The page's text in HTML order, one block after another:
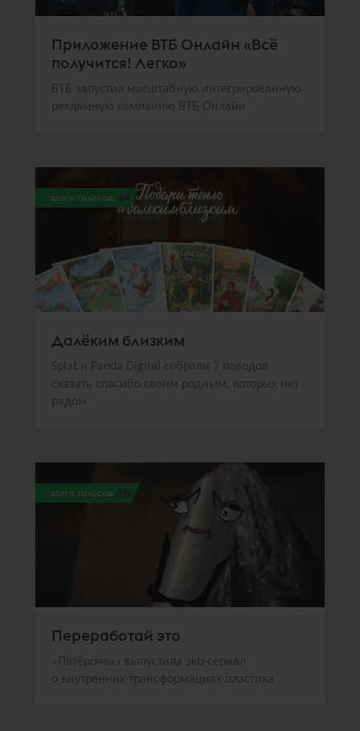
Приложение ВТБ Онлайн «Всё
получится! Легко»
ВТБ запустил масштабную интегрированную
рекламную кампанию ВТБ Онлайн
всего голосов: 419
Далёким близким
Splat и Panda Digital собрали 7 поводов
сказать спасибо своим родным, которых нет
рядом
всего голосов: 392
Переработай это
«Пятёрочка» выпустила эко-сериал
о внутренних трансформациях пластика